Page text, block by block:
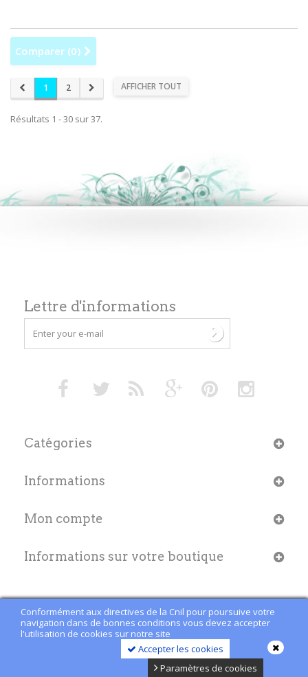
Conformément aux directives de la Cnil pour poursuive votre
navigation dans de bonnes conditions vous devez accepter
l'utilisation de cookies sur notre site
Accepter les cookies
Paramètres de cookies
Comparer (0)
AFFICHER TOUT
1 2
Résultats 1 - 30 sur 37.
Lettre d'informations
Catégories
Informations
Mon compte
Informations sur votre boutique